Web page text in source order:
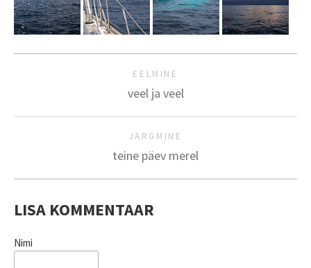
EELMINE
veel ja veel
JÄRGMINE
teine päev merel
LISA KOMMENTAAR
Nimi